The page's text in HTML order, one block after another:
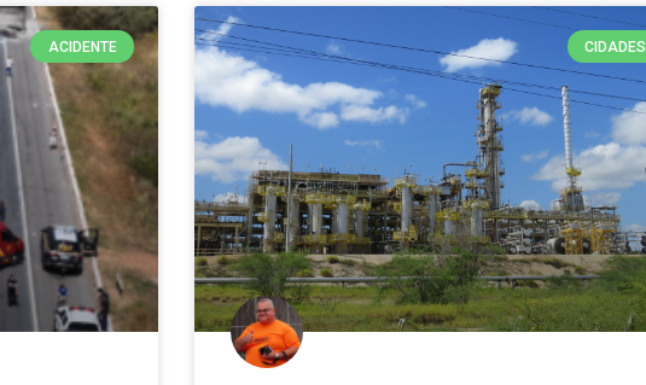
ACIDENTE CIDADES